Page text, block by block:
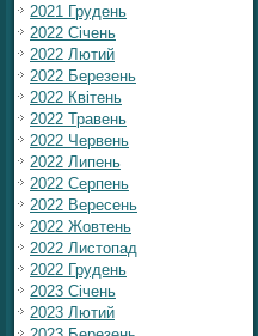
2021 Грудень
2022 Січень
2022 Лютий
2022 Березень
2022 Квітень
2022 Травень
2022 Червень
2022 Липень
2022 Серпень
2022 Вересень
2022 Жовтень
2022 Листопад
2022 Грудень
2023 Січень
2023 Лютий